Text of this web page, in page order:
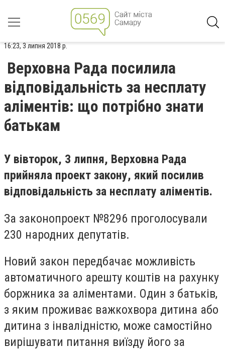
16:23, 3 липня 2018 р.
Верховна Рада посилила
відповідальність за несплату
аліментів: що потрібно знати
батькам
У вівторок, 3 липня, Верховна Рада
прийняла проект закону, який посилив
відповідальність за несплату аліментів.
За законопроект №8296 проголосували
230 народних депутатів.
Новий закон передбачає можливість
автоматичного арешту коштів на рахунку
боржника за аліментами. Один з батьків,
з яким проживає важкохвора дитина або
дитина з інвалідністю, може самостійно
вирішувати питання виїзду його за